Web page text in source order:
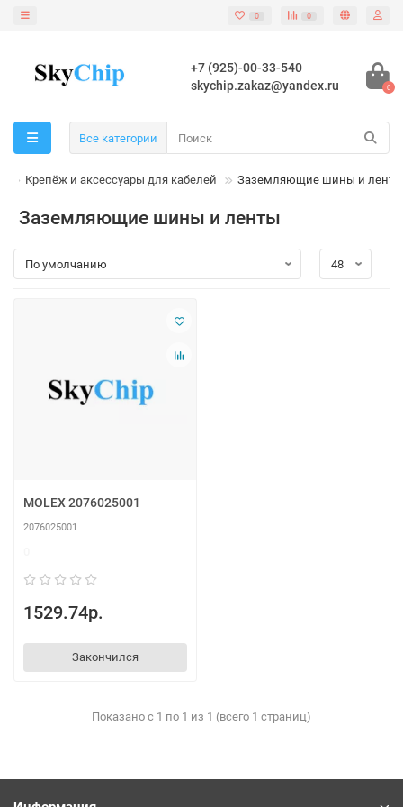
0 0
+7 (925)-00-33-540
skychip.zakaz@yandex.ru
0
Все категории
Крепёж и аксессуары для кабелей Заземляющие шины и ленты
Заземляющие шины и ленты
MOLEX 2076025001
2076025001
1529.74р.
Закончился
Показано с 1 по 1 из 1 (всего 1 страниц)